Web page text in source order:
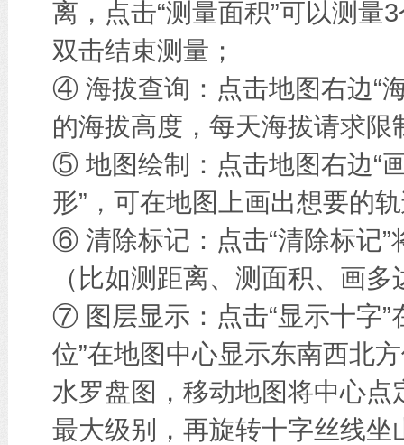
离，点击“测量面积”可以测量
双击结束测量；
④ 海拔查询：点击地图右边“
的海拔高度，每天海拔请求
⑤ 地图绘制：点击地图右边“画
形”，可在地图上画出想要的
⑥ 清除标记：点击“清除标记
（比如测距离、测面积、画多
⑦ 图层显示：点击“显示十字”
位”在地图中心显示东南西北
水罗盘图，移动地图将中心
最大级别，再旋转十字丝线坐